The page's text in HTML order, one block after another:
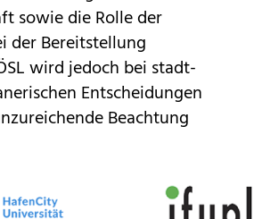
sowie die Rolle der
der Bereitstellung
wird jedoch bei stadt-
Entscheidungen
Beachtung